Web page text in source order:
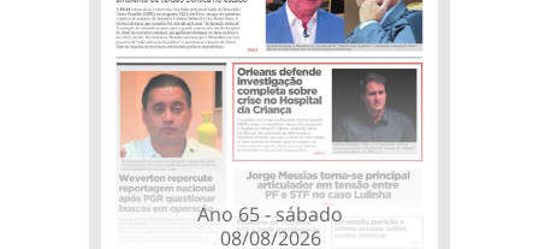
Ano 65 - sábado
08/08/2026